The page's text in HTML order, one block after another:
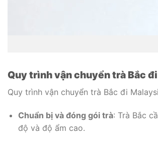
Quy trình vận chuyển trà Bắc
Quy trình vận chuyển trà Bắc đi
Chuẩn bị và đóng gói trà: Trà Bắc
độ và độ ẩm cao.